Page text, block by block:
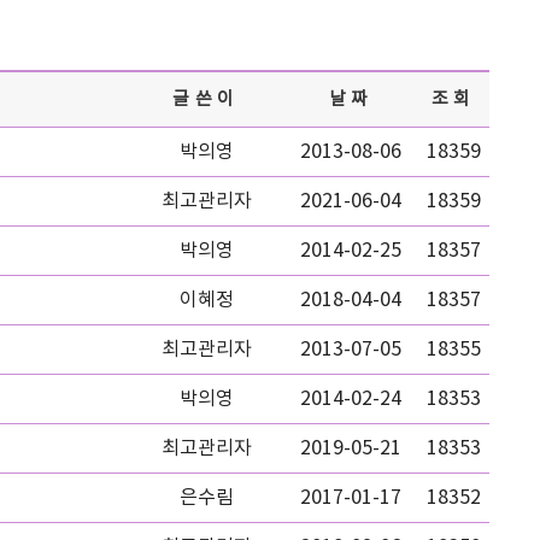
글쓴이 날짜 조회
박의영 2013-08-06 18359
최고관리자 2021-06-04 18359
박의영 2014-02-25 18357
이혜정 2018-04-04 18357
최고관리자 2013-07-05 18355
박의영 2014-02-24 18353
최고관리자 2019-05-21 18353
은수림 2017-01-17 18352